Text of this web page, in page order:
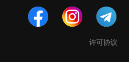
许可协议